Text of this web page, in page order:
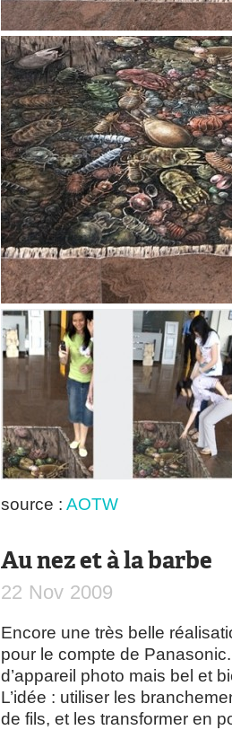
source : AOTW
Au nez et à la barbe
22 Nov 2009
Encore une très belle
pour le compte de
d’appareil photo mais bel et
L’idée : utiliser les
de fils, et les transformer en